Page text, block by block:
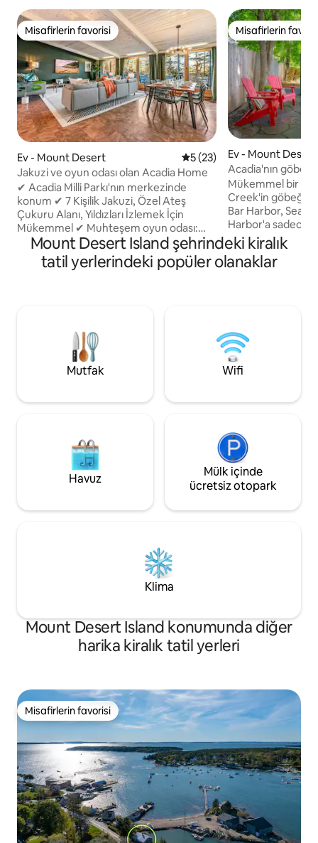
Misafirlerin favorisi
Misafirlerin favorisi
Ev - Mount Desert 5 üzerinden ortalama 5
5 (23)
Jakuzi ve oyun odası olan Acadia Home
✔ Acadia Milli Parkı'nın merkezinde
konum ✔ 7 Kişilik Jakuzi, Özel Ateş
Çukuru Alanı, Yıldızları İzlemek İçin
Mükemmel ✔ Muhteşem oyun odası:
Özel Acadia duvar resimleri, masa
hokeyi, masa tenisi, shuffleboard, iki
kişilik arcade basketbol ve büyük boy
1000'den fazla değerlendirmeye göz
kablosuz internet bağlantısı, tam
donanımlı mutfak, kaliteli çarşaflar ve
Misafirlerin
Misafirlerin
Ev - Mount Desert
Acadia'nın
ötesinde.
Mükemmel bir
Creek'in
Bar Harbor, Seal
Harbor'a sadece
mesafede. Güne
başlayın ve ateş
veya açık hava
bir banyo
parkurlarına,
restoranlara ve
engebeli sahil
Mount Desert Island şehrindeki kiralık
tatil yerlerindeki popüler olanaklar
Mutfak Wifi
Havuz
Mülk içinde
ücretsiz otopark
Klima
Mount Desert Island konumunda diğer
harika kiralık tatil yerleri
Misafirlerin favorisi
Misafirlerin favorisi